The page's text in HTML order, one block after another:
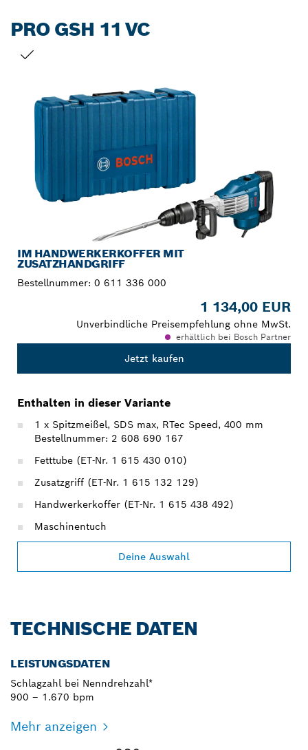
PRO GSH 11 VC
IM HANDWERKERKOFFER MIT
ZUSATZHANDGRIFF
Bestellnummer: 0 611 336 000
1 134,00 EUR
Unverbindliche Preisempfehlung ohne MwSt.
erhältlich bei Bosch Partner
Jetzt kaufen
Enthalten in dieser Variante
1 x Spitzmeißel, SDS max, RTec Speed, 400 mm
Bestellnummer: 2 608 690 167
Fetttube (ET-Nr. 1 615 430 010)
Zusatzgriff (ET-Nr. 1 615 132 129)
Handwerkerkoffer (ET-Nr. 1 615 438 492)
Maschinentuch
Deine Auswahl
TECHNISCHE DATEN
LEISTUNGSDATEN
Schlagzahl bei Nenndrehzahl*
900 – 1.670 bpm
Mehr anzeigen